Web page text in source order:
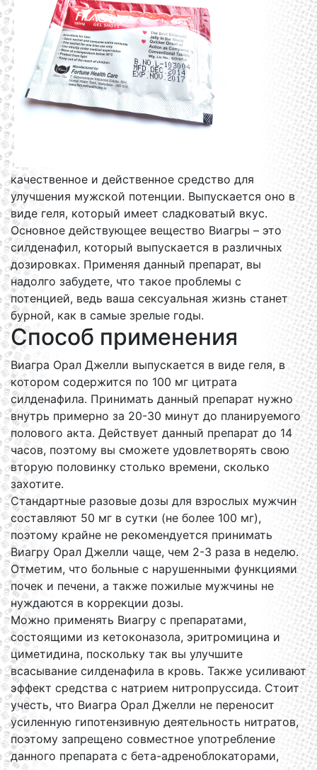
качественное и действенное средство для
улучшения мужской потенции. Выпускается оно в
виде геля, который имеет сладковатый вкус.
Основное действующее вещество Виагры – это
силденафил, который выпускается в различных
дозировках. Применяя данный препарат, вы
надолго забудете, что такое проблемы с
потенцией, ведь ваша сексуальная жизнь станет
бурной, как в самые зрелые годы.
Способ применения
Виагра Орал Джелли выпускается в виде геля, в
котором содержится по 100 мг цитрата
силденафила. Принимать данный препарат нужно
внутрь примерно за 20-30 минут до планируемого
полового акта. Действует данный препарат до 14
часов, поэтому вы сможете удовлетворять свою
вторую половинку столько времени, сколько
захотите.
Стандартные разовые дозы для взрослых мужчин
составляют 50 мг в сутки (не более 100 мг),
поэтому крайне не рекомендуется принимать
Виагру Орал Джелли чаще, чем 2-3 раза в неделю.
Отметим, что больные с нарушенными функциями
почек и печени, а также пожилые мужчины не
нуждаются в коррекции дозы.
Можно применять Виагру с препаратами,
состоящими из кетоконазола, эритромицина и
циметидина, поскольку так вы улучшите
всасывание силденафила в кровь. Также усиливают
эффект средства с натрием нитропруссида. Стоит
учесть, что Виагра Орал Джелли не переносит
усиленную гипотензивную деятельность нитратов,
поэтому запрещено совместное употребление
данного препарата с бета-адреноблокаторами,